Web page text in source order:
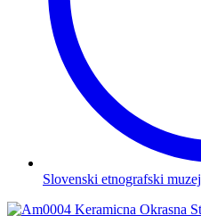
Slovenski etnografski muzej